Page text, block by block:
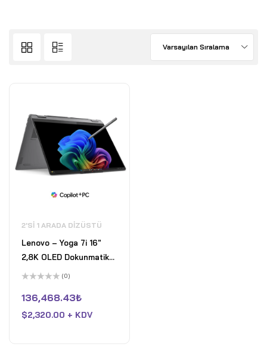
Varsayılan Sıralama
2'SI 1 ARADA DIZÜSTÜ
Lenovo – Yoga 7i 16"
2,8K OLED Dokunmatik
2'si 1 Arada Dizüstü
Ultra 7 258V - 32 GB
RAM - Intel Arc - 1 TB
üzerinden
0
aldı
(0)
136,468.43₺
$2,320.00 + KDV